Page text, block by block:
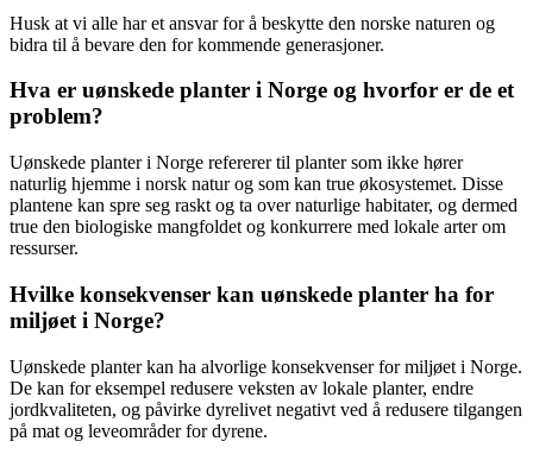
Husk at vi alle har et ansvar for å beskytte den norske naturen og
bidra til å bevare den for kommende generasjoner.
Hva er uønskede planter i Norge og hvorfor er de et
problem?
Uønskede planter i Norge refererer til planter som ikke hører
naturlig hjemme i norsk natur og som kan true økosystemet. Disse
plantene kan spre seg raskt og ta over naturlige habitater, og dermed
true den biologiske mangfoldet og konkurrere med lokale arter om
ressurser.
Hvilke konsekvenser kan uønskede planter ha for
miljøet i Norge?
Uønskede planter kan ha alvorlige konsekvenser for miljøet i Norge.
De kan for eksempel redusere veksten av lokale planter, endre
jordkvaliteten, og påvirke dyrelivet negativt ved å redusere tilgangen
på mat og leveområder for dyrene.